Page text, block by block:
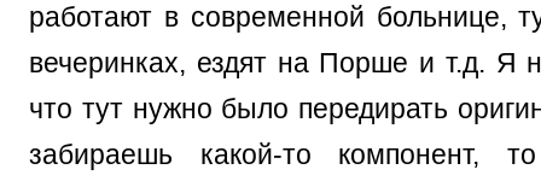
работают в современной больнице,
вечеринках, ездят на Порше и т.д. Я
что тут нужно было передирать
забираешь какой-то компонент,